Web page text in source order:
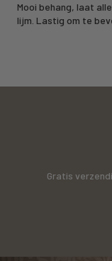
Mooi behang, laat
lijm. Lastig om te
Gratis